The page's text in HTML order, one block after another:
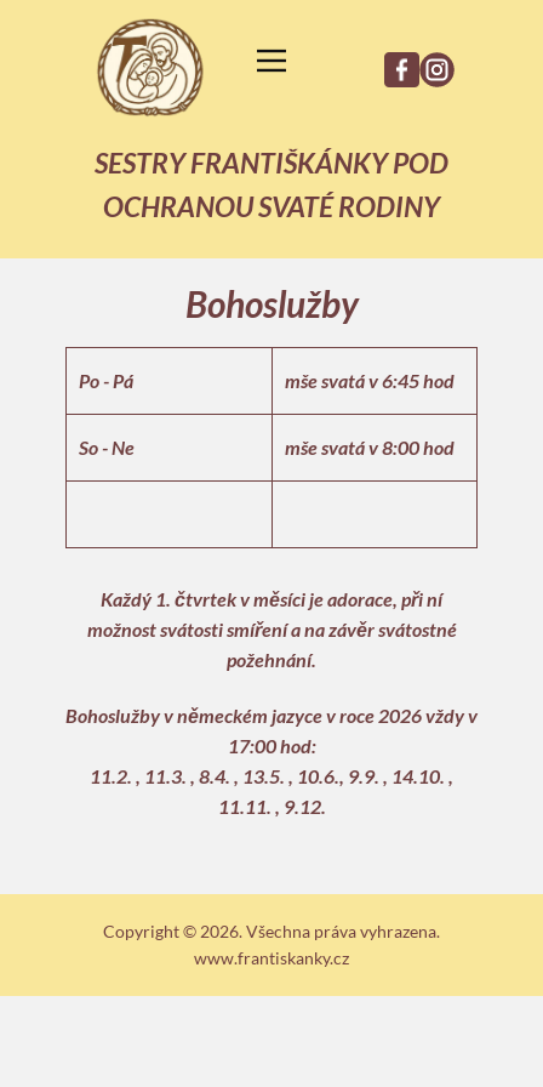
SESTRY FRANTIŠKÁNKY POD
OCHRANOU SVATÉ RODINY
Bohoslužby
Po - Pá mše svatá v 6:45 hod
So - Ne mše svatá v 8:00 hod
Každý 1. čtvrtek v měsíci je adorace, při ní
možnost svátosti smíření a na závěr svátostné
požehnání.
Bohoslužby v německém jazyce v roce 2026 vždy v
17:00 hod:
11.2. , 11.3. , 8.4. , 13.5. , 10.6., 9.9. , 14.10. ,
11.11. , 9.12.
Copyright © 2026. Všechna práva vyhrazena.
www.frantiskanky.cz